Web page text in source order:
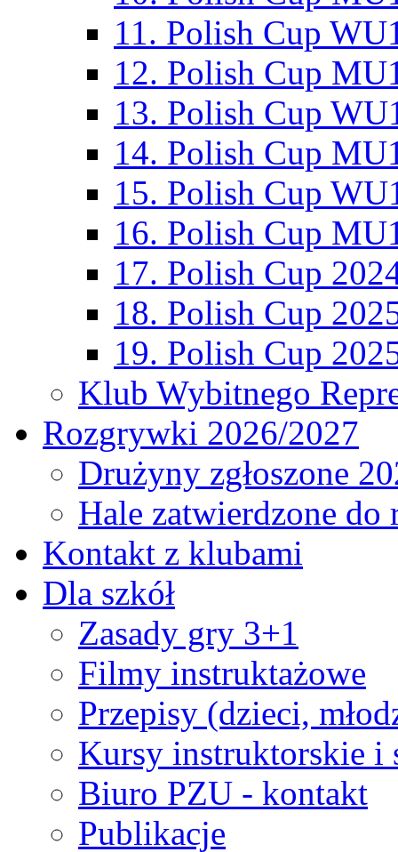
11. Polish Cup
12. Polish Cup
13. Polish Cup
14. Polish Cup
15. Polish Cup
16. Polish Cup
17. Polish Cup
18. Polish Cup
19. Polish Cup
Klub Wybitnego
Rozgrywki 2026/2027
Drużyny zgłoszone
Hale zatwierdzone
Kontakt z klubami
Dla szkół
Zasady gry 3+1
Filmy instruktażowe
Przepisy (dzieci,
Kursy instruktorskie i
Biuro PZU - kontakt
Publikacje